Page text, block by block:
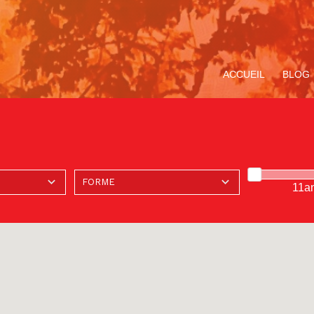
ACCUEIL BLOG
Avec Carlo Acutis. En
Miracle Eucharistique
Le Service de la
TOUS